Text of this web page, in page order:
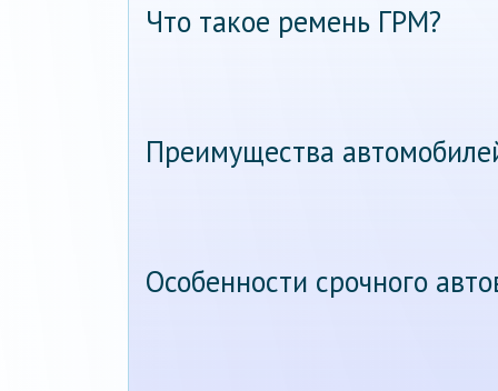
Что такое ремень ГРМ?
Преимущества
Особенности срочного